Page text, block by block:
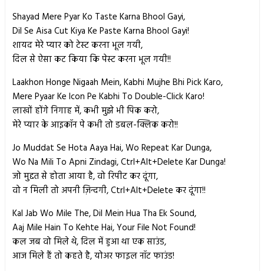
Shayad Mere Pyar Ko Taste Karna Bhool Gayi,
Dil Se Aisa Cut Kiya Ke Paste Karna Bhool Gayi!
शायद मेरे प्यार को टेस्ट करना भूल गयी,
दिल से ऐसा कट किया कि पेस्ट करना भूल गयी!!
Laakhon Honge Nigaah Mein, Kabhi Mujhe Bhi Pick Karo,
Mere Pyaar Ke Icon Pe Kabhi To Double-Click Karo!
लाखों होंगे निगाह में, कभी मुझे भी पिक करो,
मेरे प्यार के आइकॉन पे कभी तो डबल-क्लिक करो!!
Jo Muddat Se Hota Aaya Hai, Wo Repeat Kar Dunga,
Wo Na Mili To Apni Zindagi, Ctrl+Alt+Delete Kar Dunga!
जो मुद्दत से होता आया है, वो रिपीट कर दूंगा,
वो न मिली तो अपनी ज़िन्दगी, Ctrl+Alt+Delete कर दूंगा!!
Kal Jab Wo Mile The, Dil Mein Hua Tha Ek Sound,
Aaj Mile Hain To Kehte Hai, Your File Not Found!
कल जब वो मिले थे, दिल में हुआ था एक साउंड,
आज मिले हैं तो कहते है, योअर फाइल नॉट फाउंड!